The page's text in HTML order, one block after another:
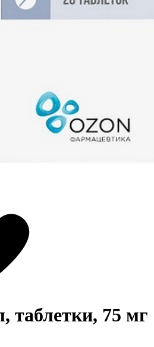
таблетки, 75 мг